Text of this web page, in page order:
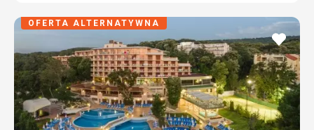
dodaj
do
OFERTA ALTERNATYWNA